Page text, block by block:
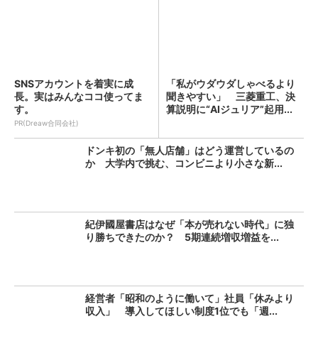
SNSアカウントを着実に成
長。実はみんなココ使ってま
す。
PR(Dreaw合同会社)
「私がウダウダしゃべるより
聞きやすい」 三菱重工、決
算説明に“AIジュリア”起用...
ドンキ初の「無人店舗」はどう運営しているの
か 大学内で挑む、コンビニより小さな新...
紀伊國屋書店はなぜ「本が売れない時代」に独
り勝ちできたのか？ 5期連続増収増益を...
経営者「昭和のように働いて」社員「休みより
収入」 導入してほしい制度1位でも「週...